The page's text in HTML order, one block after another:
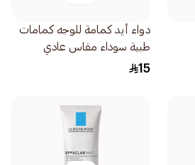
دواء أيد كمامة للوجه كمامات
طبية سوداء مقاس عادي
50قطعة
15